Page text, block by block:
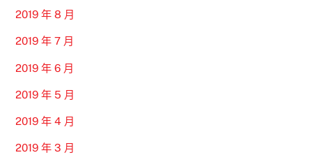
2019 年 8 月
2019 年 7 月
2019 年 6 月
2019 年 5 月
2019 年 4 月
2019 年 3 月